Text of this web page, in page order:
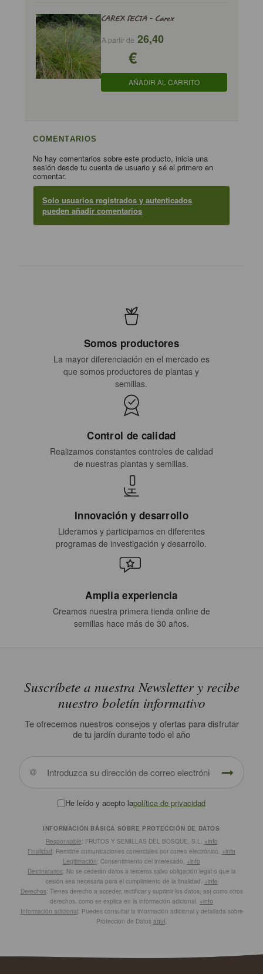
CAREX SECTA - Carex
A partir de 26,40
€
AÑADIR AL CARRITO
COMENTARIOS
No hay comentarios sobre este producto, inicia una
sesión desde tu cuenta de usuario y sé el primero en
comentar.
Solo usuarios registrados y autenticados
pueden añadir comentarios
Somos productores
La mayor diferenciación en el mercado es
que somos productores de plantas y
semillas.
Control de calidad
Realizamos constantes controles de calidad
de nuestras plantas y semillas.
Innovación y desarrollo
Lideramos y participamos en diferentes
programas de investigación y desarrollo.
Amplia experiencia
Creamos nuestra primera tienda online de
semillas hace más de 30 años.
Suscríbete a nuestra Newsletter y recibe
nuestro boletín informativo
Te ofrecemos nuestros consejos y ofertas para disfrutar
de tu jardín durante todo el año
He leído y acepto lapolítica de privacidad
INFORMACIÓN BÁSICA SOBRE PROTECCIÓN DE DATOS
Responsable: FRUTOS Y SEMILLAS DEL BOSQUE, S.L. +info
Finalidad: Remitirte comunicaciones comerciales por correo electrónico. +info
Legitimación: Consentimiento del interesado. +info
Destinatarios: No se cederán datos a terceros salvo obligación legal o que la
cesión sea necesaria para el cumplimiento de la finalidad. +info
Derechos: Tienes derecho a acceder, rectificar y suprimir los datos, así como otros
derechos, como se explica en la información adicional. +info
Información adicional: Puedes consultar la información adicional y detallada sobre
Protección de Datos aquí.